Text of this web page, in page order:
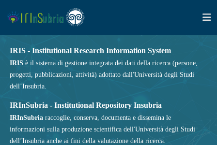
IRIS - Institutional Research Information System
IRIS è il sistema di gestione integrata dei dati della ricerca (persone,
progetti, pubblicazioni, attività) adottato dall'Università degli Studi
dell’Insubria.
IRInSubria - Institutional Repository Insubria
IRInSubria raccoglie, conserva, documenta e dissemina le
informazioni sulla produzione scientifica dell'Università degli Studi
dell’Insubria anche ai fini della valutazione della ricerca.